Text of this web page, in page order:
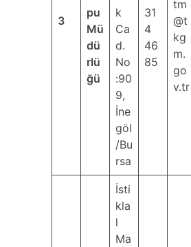
3
pu
Mü
dü
rlü
ğü
k
Ca
d.
No
:90
9,
İne
göl
/Bu
rsa
31
4
46
85
tm
@t
kg
m.
go
v.tr
İsti
kla
l
Ma